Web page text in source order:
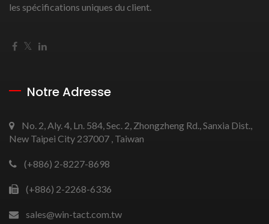
les spécifications uniques du client.
Notre Adresse
No. 2, Aly. 4, Ln. 584, Sec. 2, Zhongzheng Rd., Sanxia Dist.,
New Taipei City 237007 , Taiwan
(+886) 2-8227-8698
(+886) 2-2268-6336
sales@win-tact.com.tw